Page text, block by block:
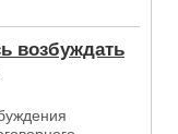
возбуждать